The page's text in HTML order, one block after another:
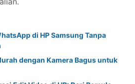
di HP Samsung Tanpa
dengan Kamera Bagus untuk